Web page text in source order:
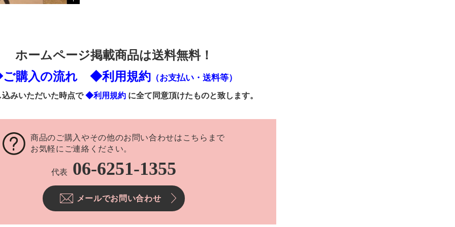
ホームページ掲載商品は送料無料！
購入の流れ
◆利用規約 （お支払い・送料等）
みいただいた時点で◆利用規約 に全て同意頂けたものと致します。
商品のご購入やその他のお問い合わせはこちらまで
お気軽にご連絡ください。
代表 06-6251-1355
メールでお問い合わせ